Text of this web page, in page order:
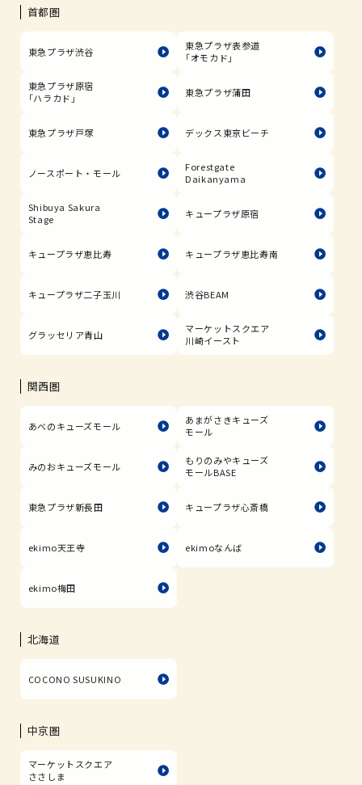
首都圏
東急プラザ渋谷
東急プラザ表参道
「オモカド」
東急プラザ原宿
「ハラカド」
東急プラザ蒲田
東急プラザ戸塚 デックス東京ビーチ
ノースポート・モール
Forestgate
Daikanyama
Shibuya Sakura
Stage
キュープラザ原宿
キュープラザ恵比寿 キュープラザ恵比寿南
キュープラザ二子玉川 渋谷BEAM
グラッセリア青山
マーケットスクエア
川崎イースト
関西圏
あべのキューズモール
あまがさきキューズ
モール
みのおキューズモール
もりのみやキューズ
モールBASE
東急プラザ新長田 キュープラザ心斎橋
ekimo天王寺 ekimoなんば
ekimo梅田
北海道
COCONO SUSUKINO
中京圏
マーケットスクエア
ささしま